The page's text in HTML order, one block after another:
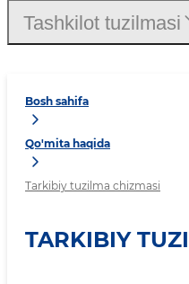
Bosh sahifa
Qo'mita haqida
Tarkibiy tuzilma chizmasi
TARKIBIY
Tashkilot tuzilmasi